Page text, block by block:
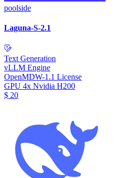
poolside
Laguna-S-2.1
Text Generation
vLLM Engine
OpenMDW-1.1 License
GPU 4x Nvidia H200
$ 20